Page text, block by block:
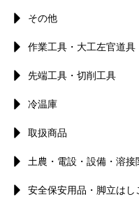
その他
作業工具・大工左官道具
先端工具・切削工具
冷温庫
取扱商品
土農・電設・設備・溶
安全保安用品・脚立はし